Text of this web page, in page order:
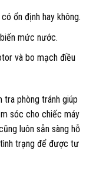
ổn định hay không.
mức nước.
và bo mạch điều
phòng tránh giúp
sóc cho chiếc máy
luôn sẵn sàng hỗ
trạng để được tư